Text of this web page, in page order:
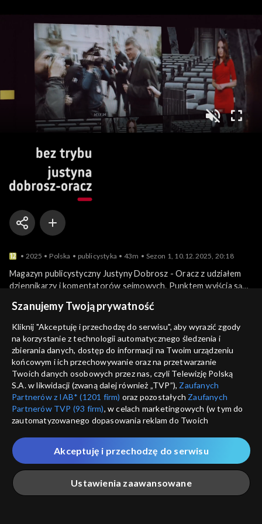
2025 Polska publicystyka 43m Sezon 1, 10.12.2025, 20:18
Magazyn publicystyczny Justyny Dobrosz - Oracz z udziałem
dziennikarzy i komentatorów sejmowych. Punktem wyjścia są
uatrakcyjnią niecodzienne kulisy sejmowej rzeczywistości.
więcej
Sezony i odcinki
Wybierz
Odcinki
Rekomendowane dla Ciebie
Szanujemy Twoją prywatność
Kliknij "Akceptuję i przechodzę do serwisu", aby wyrazić zgody
na korzystanie z technologii automatycznego śledzenia i
zbierania danych, dostęp do informacji na Twoim urządzeniu
końcowym i ich przechowywanie oraz na przetwarzanie
Twoich danych osobowych przez nas, czyli Telewizję Polską
S.A. w likwidacji (zwaną dalej również „TVP”), Zaufanych
Partnerów z IAB* (1201 firm) oraz pozostałych Zaufanych
Partnerów TVP (93 firm), w celach marketingowych (w tym do
zautomatyzowanego dopasowania reklam do Twoich
które wskazujemy poniżej, a także zgody na udostępnianie
przez nas identyfikatora PPID do Google.
Twoje dane osobowe zbierane podczas odwiedzania przez
Ciebie naszych
poszczególnych serwisówzwanych dalej
„Portalem”, w tym informacje zapisywane za pomocą
Ustawienia zaawansowane
Akceptuję i przechodzę do serwisu